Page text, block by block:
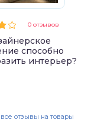
0 отзывов
способно
интерьер?
отзывы на товары